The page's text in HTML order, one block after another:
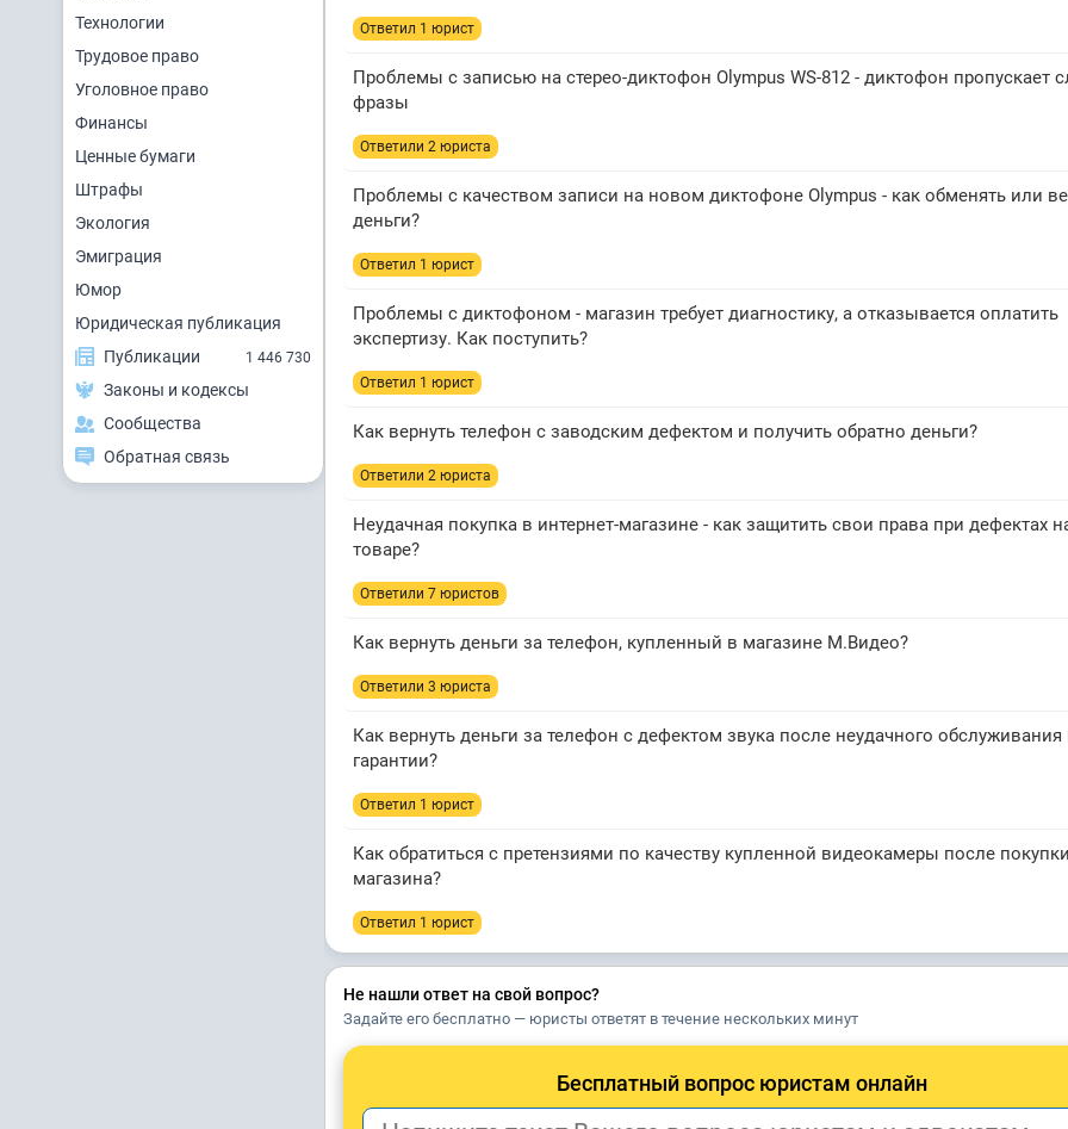
Технологии
Трудовое право
Уголовное право
Финансы
Ценные бумаги
Штрафы
Экология
Эмиграция
Юмор
Юридическая публикация
Публикации
1 446 730
Законы и кодексы
Сообщества
Обратная связь
Ответил 1 юрист
Проблемы с записью на стерео-диктофон Olympus WS-812 - диктофон пропускает
фразы
Ответили 2 юристa
Проблемы с качеством записи на новом диктофоне Olympus - как обменять или
деньги?
Ответил 1 юрист
Проблемы с диктофоном - магазин требует диагностику, а отказывается оплатить
экспертизу. Как поступить?
Ответил 1 юрист
Как вернуть телефон с заводским дефектом и получить обратно деньги?
Ответили 2 юристa
Неудачная покупка в интернет-магазине - как защитить свои права при дефектах
товаре?
Ответили 7 юристов
Как вернуть деньги за телефон, купленный в магазине М.Видео?
Ответили 3 юристa
Как вернуть деньги за телефон с дефектом звука после неудачного обслуживания
гарантии?
Ответил 1 юрист
Как обратиться с претензиями по качеству купленной видеокамеры после
магазина?
Ответил 1 юрист
Не нашли ответ на свой вопрос?
Задайте его бесплатно — юристы ответят в течение нескольких минут
Бесплатный вопрос юристам онлайн